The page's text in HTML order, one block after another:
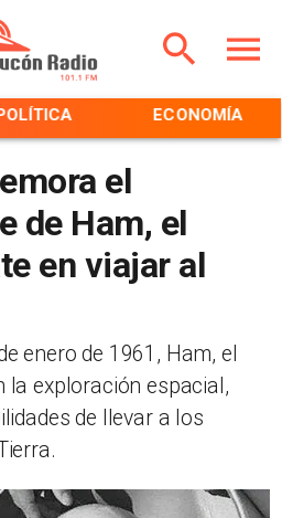
ECONOMÍA
el
de Ham, el
en viajar al
enero de 1961, Ham, el
la exploración espacial,
de llevar a los